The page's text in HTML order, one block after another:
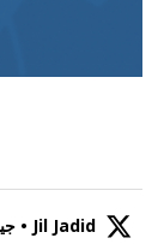
Jil Jadid • جيل جديد